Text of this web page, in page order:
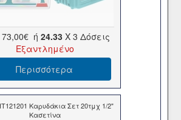
73,00€ ή 24.33 X 3 Δόσεις
Εξαντλημένο
Περισσότερα
Καρυδάκια Σετ 20τμχ 1/2"
Κασετίνα